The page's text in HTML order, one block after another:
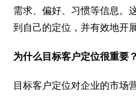
需求、偏好、习惯等信息。
到自己的定位，并有效地开
为什么目标客户定位很重要？
目标客户定位对企业的市场